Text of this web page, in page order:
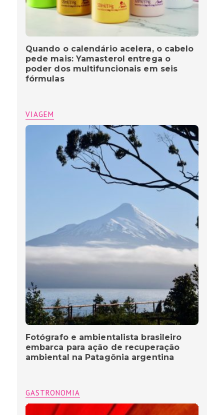
Quando o calendário acelera, o cabelo
pede mais: Yamasterol entrega o
poder dos multifuncionais em seis
fórmulas
VIAGEM
Fotógrafo e ambientalista brasileiro
embarca para ação de recuperação
ambiental na Patagônia argentina
GASTRONOMIA